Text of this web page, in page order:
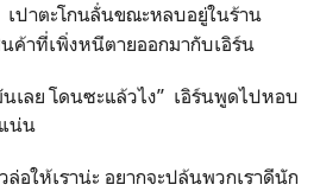
เปาตะโกนลั่นขณะหลบอยู่ในร้าน
ค้าที่เพิ่งหนีตายออกมากับเอิร์น
เลย โดนซะแล้วไง” เอิร์นพูดไปหอบ
น่น
อให้เราน่ะ อยากจะปล้นพวกเราดีนัก